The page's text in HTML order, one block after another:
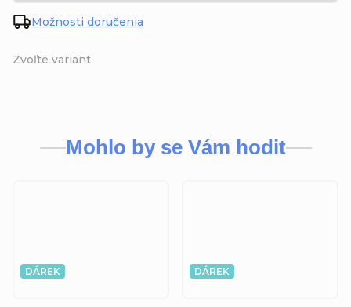
Zvoľte variant
Možnosti doručenia
Mohlo by se Vám hodit
DÁREK DÁREK